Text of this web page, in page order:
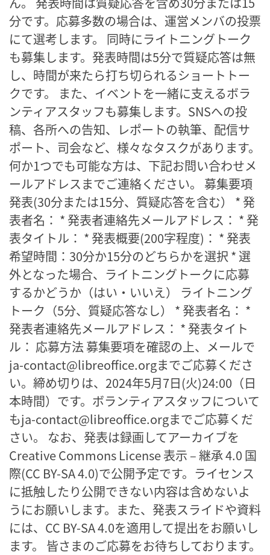
分です。応募多数の場合は、運営メンバの投票
にて選考します。 同時にライトニングトーク
も募集します。発表時間は5分で質疑応答は無
し、時間が来たら打ち切られるショートトー
クです。 また、イベントを一緒に支えるボラ
ンティアスタッフも募集します。SNSへの投
稿、各所への告知、レポートの執筆、配信サ
ポート、司会など、様々なタスクがあります。
何か1つでも可能な方は、下記お問い合わせメ
ールアドレスまでご連絡ください。 募集要項
発表(30分または15分、質疑応答を含む） * 発
表者名： * 発表者連絡先メールアドレス： * 発
表タイトル： * 発表概要(200字程度)： * 発表
希望時間：30分か15分のどちらかを選択 * 選
外となった場合、ライトニングトークに応募
するかどうか（はい・いいえ） ライトニング
トーク（5分、質疑応答なし） * 発表者名： *
発表者連絡先メールアドレス： * 発表タイト
ル： 応募方法 募集要項を確認の上、メールで
ja-contact@libreoffice.orgまでご応募くださ
い。締め切りは、2024年5月7日(火)24:00（日
本時間）です。ボランティアスタッフについて
もja-contact@libreoffice.orgまでご応募くだ
さい。 なお、発表は録画してアーカイブを
Creative Commons License 表示 – 継承 4.0 国
際(CC BY-SA 4.0)で公開予定です。ライセンス
に抵触したり公開できない内容は含めないよ
うにお願いします。また、発表スライドや資料
には、CC BY-SA 4.0を適用して提出をお願いし
ます。 皆さまのご応募をお待ちしております。